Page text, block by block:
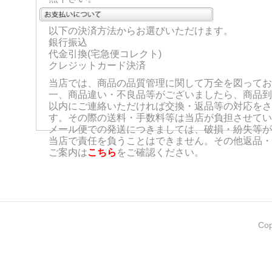
以下の決済方法からお選びいただけます。
銀行振込
代金引換(宅急便コレクト)
クレジットカード決済
当店では、商品の品質管理に関して万全を図って
一、商品違い・不良品等がございましたら、商品
以内にご連絡いただければ交換・返品等の対応を
す。その際の送料・手数料等は当店が負担させて
メール便での発送につきましては、破損・紛失等
当店で責任を負うことはできません。その他返品
ご案内はこちら をご確認ください。